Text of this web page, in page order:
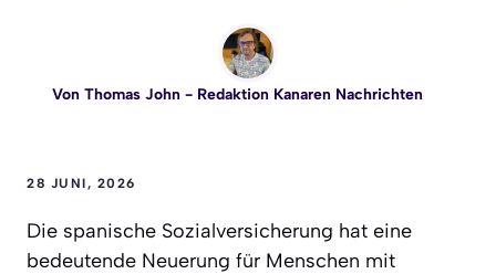
Von Thomas John- Redaktion Kanaren Nachrichten
28 JUNI, 2026
Die spanische Sozialversicherung hat eine
bedeutende Neuerung für Menschen mit